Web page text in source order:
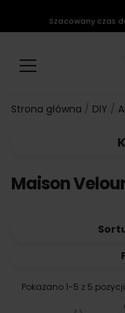
Szacowany czas
Strona główna DIY
Maison
Pokazano 1-5 z 5 pozycji